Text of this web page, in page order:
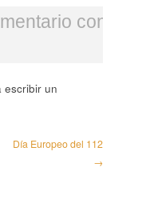
con
escribir un
Día Europeo del 112
→